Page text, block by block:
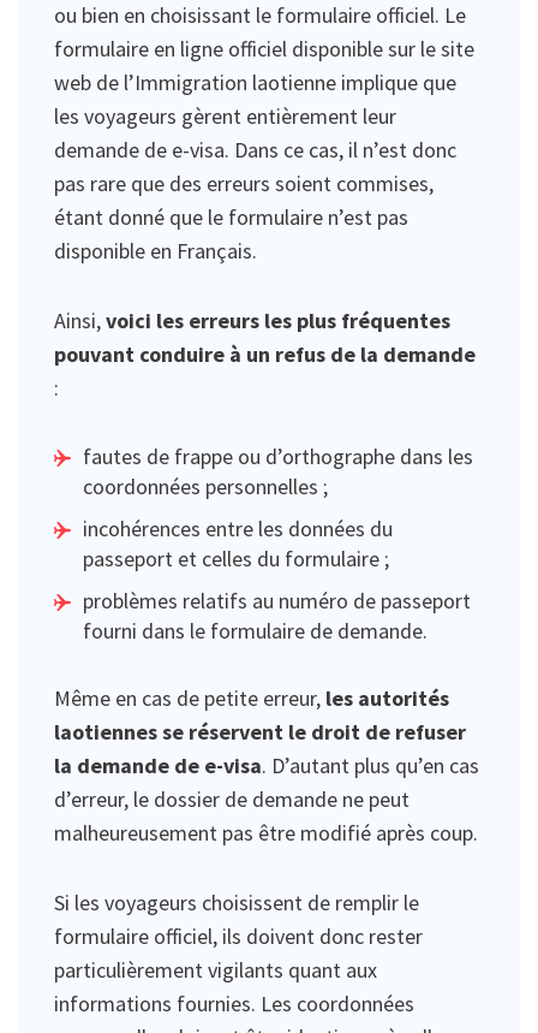
ou bien en choisissant le formulaire officiel. Le
formulaire en ligne officiel disponible sur le site
web de l’Immigration laotienne implique que
les voyageurs gèrent entièrement leur
demande de e-visa. Dans ce cas, il n’est donc
pas rare que des erreurs soient commises,
étant donné que le formulaire n’est pas
disponible en Français.
Ainsi,voici les erreurs les plus fréquentes
pouvant conduire à un refus de la demande
:
fautes de frappe ou d’orthographe dans les
coordonnées personnelles ;
incohérences entre les données du
passeport et celles du formulaire ;
problèmes relatifs au numéro de passeport
fourni dans le formulaire de demande.
Même en cas de petite erreur, les autorités
laotiennes se réservent le droit de refuser
la demande de e-visa. D’autant plus qu’en cas
d’erreur, le dossier de demande ne peut
malheureusement pas être modifié après coup.
Si les voyageurs choisissent de remplir le
formulaire officiel, ils doivent donc rester
particulièrement vigilants quant aux
informations fournies. Les coordonnées